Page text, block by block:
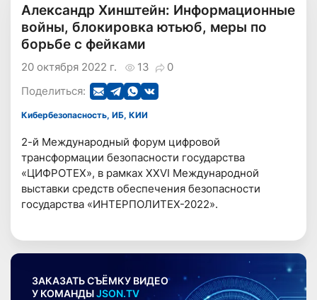
Александр Хинштейн: Информационные
войны, блокировка ютьюб, меры по
борьбе с фейками
13 0
20 октября 2022 г.
Поделиться:
Кибербезопасность, ИБ, КИИ
2-й Международный форум цифровой
трансформации безопасности государства
«ЦИФРОТЕХ», в рамках XXVI Международной
выставки средств обеспечения безопасности
государства «ИНТЕРПОЛИТЕХ-2022».
ЗАКАЗАТЬ СЪЁМКУ ВИДЕО
У КОМАНДЫJSON.TV